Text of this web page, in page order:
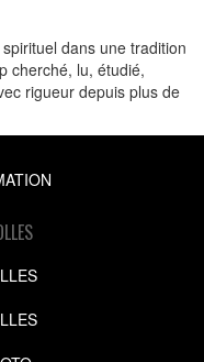
dans une tradition
cherché, lu, étudié,
rigueur depuis plus de